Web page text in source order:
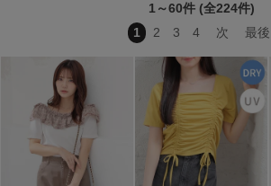
1～60件 (全224件)
1
2 3 4 次 最後